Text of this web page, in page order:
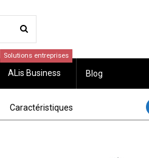
ALis Business
Solutions entreprises
Blog
Caractéristiques